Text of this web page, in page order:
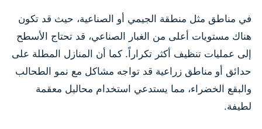
في مناطق مثل منطقة الجيمي أو الصناعية، حيث قد تكون
هناك مستويات أعلى من الغبار الصناعي، قد تحتاج الأسطح
إلى عمليات تنظيف أكثر تكراراً. كما أن المنازل المطلة على
حدائق أو مناطق زراعية قد تواجه مشاكل مع نمو الطحالب
والبقع الخضراء، مما يستدعي استخدام محاليل معقمة
لطيفة.